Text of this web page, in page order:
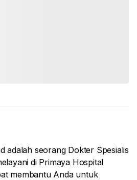
adalah seorang Dokter Spesialis
di Primaya Hospital
membantu Anda untuk